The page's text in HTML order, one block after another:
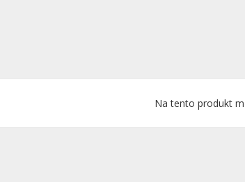
Na tento produkt